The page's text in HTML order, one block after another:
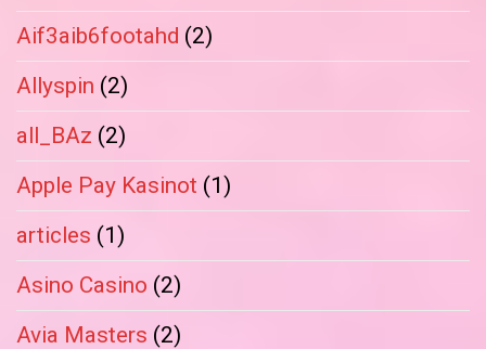
Aif3aib6footahd (2)
Allyspin (2)
all_BAz (2)
Apple Pay Kasinot (1)
articles (1)
Asino Casino (2)
Avia Masters (2)